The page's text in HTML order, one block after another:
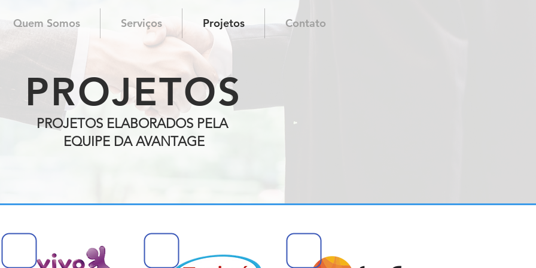
PROJETOS
PROJETOS ELABORADOS PELA
EQUIPE DA AVANTAGE
Quem Somos Serviços Projetos Contato